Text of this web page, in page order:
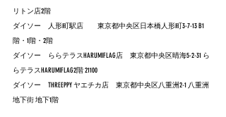
リトン店2階
ダイソー　人形町駅店 東京都中央区日本橋人形町3-7-13 B1
階・1階・2階
ダイソー　ららテラスHARUMIFLAG店 東京都中央区晴海5-2-31 ら
らテラスHARUMIFLAG2階 21100
ダイソー　THREEPPY ヤエチカ店 東京都中央区八重洲2-1 八重洲
地下街 地下1階